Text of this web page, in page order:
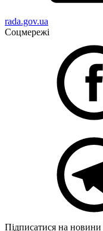
rada.gov.ua
Соцмережі
Підписатися на новини